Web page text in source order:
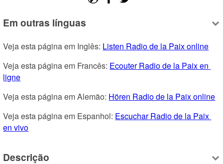
Em outras línguas
Veja esta página em Inglês: Listen Radio de la Paix online
Veja esta página em Francês: Ecouter Radio de la Paix en
ligne
Veja esta página em Alemão: Hören Radio de la Paix online
Veja esta página em Espanhol: Escuchar Radio de la Paix
en vivo
Descrição